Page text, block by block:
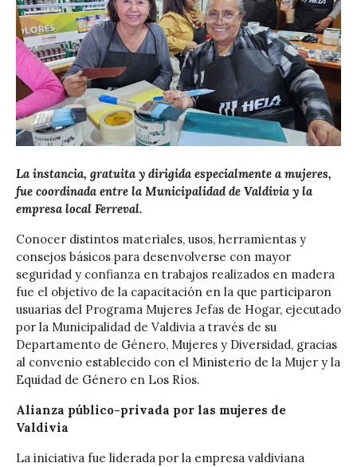
La instancia, gratuita y dirigida especialmente a mujeres,
fue coordinada entre la Municipalidad de Valdivia y la
empresa local Ferreval.
Conocer distintos materiales, usos, herramientas y
consejos básicos para desenvolverse con mayor
seguridad y confianza en trabajos realizados en madera
fue el objetivo de la capacitación en la que participaron
usuarias del Programa Mujeres Jefas de Hogar, ejecutado
por la Municipalidad de Valdivia a través de su
Departamento de Género, Mujeres y Diversidad, gracias
al convenio establecido con el Ministerio de la Mujer y la
Equidad de Género en Los Ríos.
Alianza público-privada por las mujeres de
Valdivia
La iniciativa fue liderada por la empresa valdiviana